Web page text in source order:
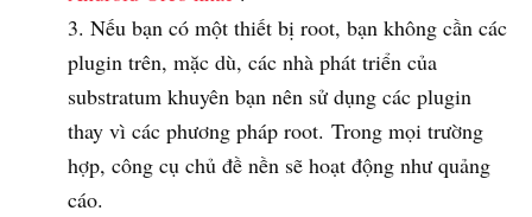
Nếu bạn có một thiết bị root, bạn không cần các
plugin trên, mặc dù, các nhà phát triển của
substratum khuyên bạn nên sử dụng các plugin
thay vì các phương pháp root. Trong mọi trường
hợp, công cụ chủ đề nền sẽ hoạt động như quảng
cáo.